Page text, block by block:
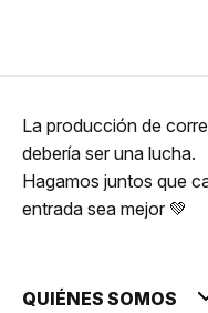
La producción de
debería ser una lucha.
Hagamos juntos que
entrada sea mejor 💚
QUIÉNES SOMOS